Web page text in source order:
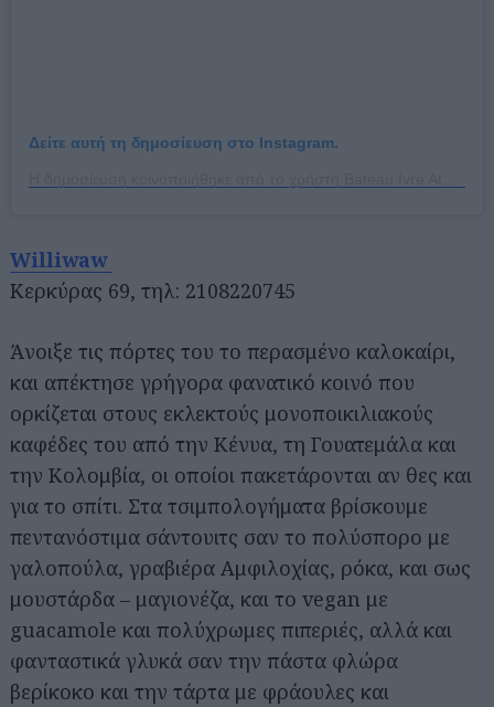
Δείτε αυτή τη δημοσίευση στο Instagram.
Williwaw
Κερκύρας 69, τηλ: 2108220745
Άνοιξε τις πόρτες του το περασμένο καλοκαίρι,
και απέκτησε γρήγορα φανατικό κοινό που
ορκίζεται στους εκλεκτούς μονοποικιλιακούς
καφέδες του από την Κένυα, τη Γουατεμάλα και
την Κολομβία, οι οποίοι πακετάρονται αν θες και
για το σπίτι. Στα τσιμπολογήματα βρίσκουμε
πεντανόστιμα σάντουιτς σαν το πολύσπορο με
γαλοπούλα, γραβιέρα Αμφιλοχίας, ρόκα, και σως
μουστάρδα – μαγιονέζα, και το vegan με
guacamole και πολύχρωμες πιπεριές, αλλά και
φανταστικά γλυκά σαν την πάστα φλώρα
βερίκοκο και την τάρτα με φράουλες και